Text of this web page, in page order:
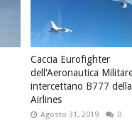
Caccia Eurofighter
dell'Aeronautica
intercettano B777
Airlines
Agosto 31, 2019 0